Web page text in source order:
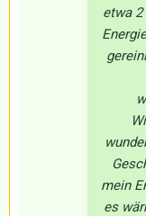
etwa
mein
es